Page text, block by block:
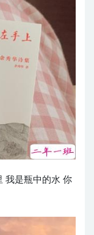
我是瓶中的水 你